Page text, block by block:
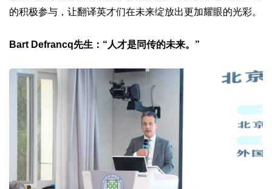
的积极参与，让翻译英才们在未来绽放出更加耀眼的光彩。
Bart Defrancq先生：“人才是同传的未来。”